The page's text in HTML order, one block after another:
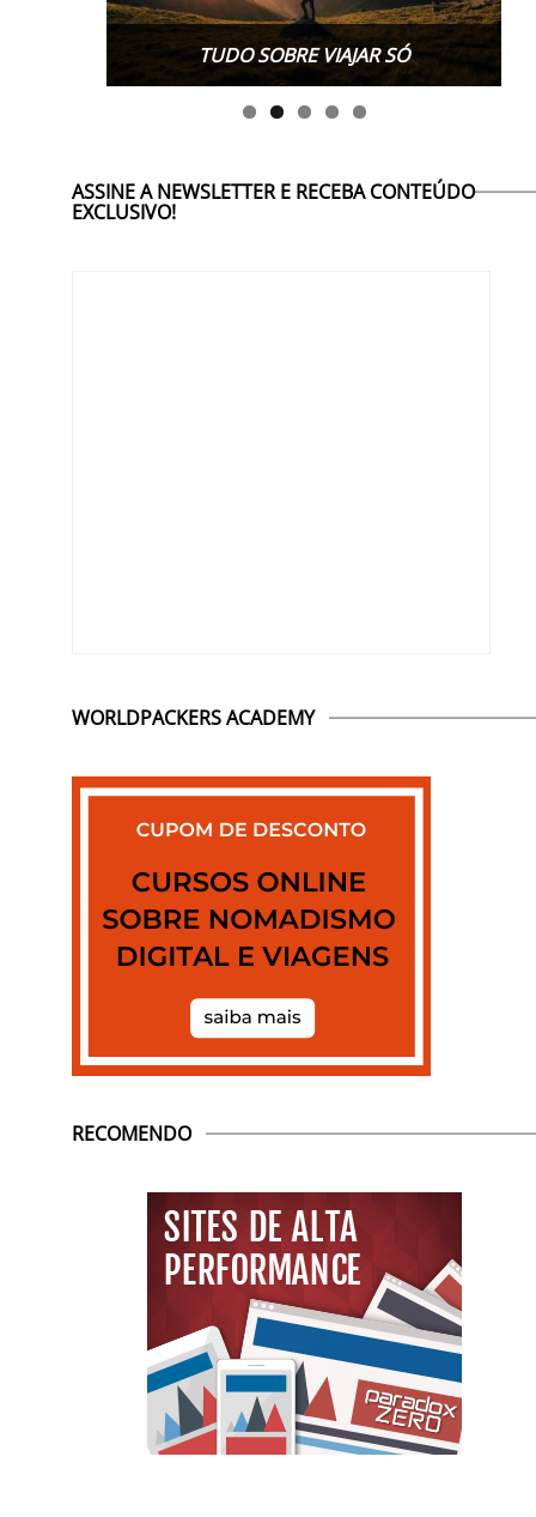
TUDO SOBRE VIAJAR SÓ
TUDO SOBRE WORK EXCHANGE
ASSINE A NEWSLETTER E RECEBA CONTEÚDO
EXCLUSIVO!
WORLDPACKERS ACADEMY
RECOMENDO